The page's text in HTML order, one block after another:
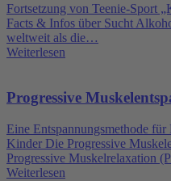
Fortsetzung von Teenie-Sport
Facts & Infos über Sucht
weltweit als die…
Weiterlesen
Progressive
Eine Entspannungsmethode
Kinder Die Progressive
Progressive Muskelrelaxation
Weiterlesen